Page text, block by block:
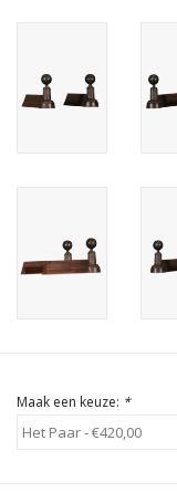
Login
Maak een keuze: *